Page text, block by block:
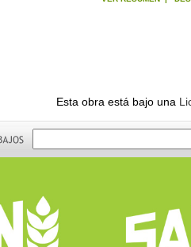
Esta obra está bajo una